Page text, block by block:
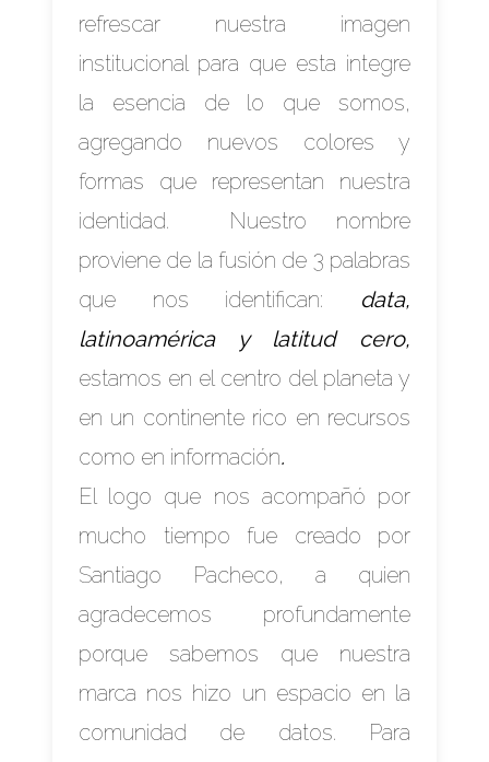
refrescar nuestra imagen
institucional para que esta integre
la esencia de lo que somos,
agregando nuevos colores y
formas que representan nuestra
identidad. Nuestro nombre
proviene de la fusión de 3 palabras
que nos identifican: data,
latinoamérica y latitud cero,
estamos en el centro del planeta y
en un continente rico en recursos
como en información.
El logo que nos acompañó por
mucho tiempo fue creado por
Santiago Pacheco, a quien
agradecemos profundamente
porque sabemos que nuestra
marca nos hizo un espacio en la
comunidad de datos. Para